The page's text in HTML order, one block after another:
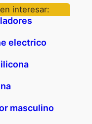
interesar:
electrico
masculino